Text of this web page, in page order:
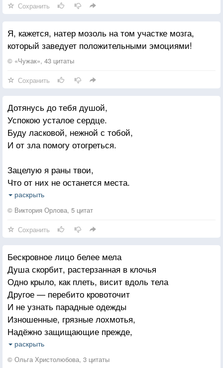
Весьма изысканно и чинно в этом.
В долг не бери и взаймы не давай;
Легко и ссуду потерять и друга,
А займы тупят лезвие хозяйства.
Тогда, как вслед за днем бывает ночь,
Ты не изменишь и другим.
Сохранить
Я, кажется, натер мозоль на том участке мозга,
который заведует положительными эмоциями!
© «Чужак», 43 цитаты
Сохранить
Дотянусь до тебя душой,
Успокою усталое сердце.
Буду ласковой, нежной с тобой,
И от зла помогу отогреться.
Зацелую я раны твои,
Что от них не останется места.
Там, где были мозоли твои,
Будет чистая кожа младенца.
Я обиды твои унесу,
Закопаю, сброшу с балкона,
Потеряю в дремучем лесу,
Или просто скормлю воронам.
А потом я тебе скажу
То, что будешь ты помнить вечно:
Я тобой без конца дорожу
И люблю тебя бесконечно!
раскрыть
© Виктория Орлова, 5 цитат
Сохранить
Бескровное лицо белее мела
Душа скорбит, растерзанная в клочья
Одно крыло, как плеть, висит вдоль тела
Другое — перебито кровоточит
И не узнать парадные одежды
Изношенные, грязные лохмотья,
Надёжно защищающие прежде,
Не закрывают измождённой плоти
Ступает осторожно ноги — босы
раскрыть
© Ольга Христолюбова, 3 цитаты